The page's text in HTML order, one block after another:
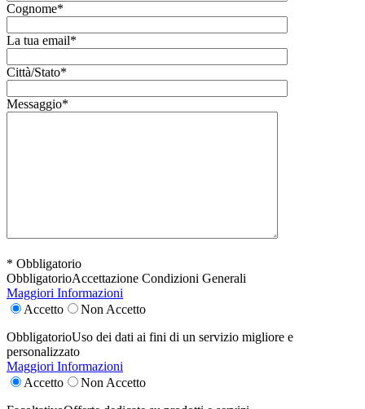
Cognome*
La tua email*
Città/Stato*
Messaggio*
* Obbligatorio
ObbligatorioAccettazione Condizioni Generali
Maggiori Informazioni
Accetto
Non Accetto
ObbligatorioUso dei dati ai fini di un servizio migliore e
personalizzato
Maggiori Informazioni
Accetto
Non Accetto